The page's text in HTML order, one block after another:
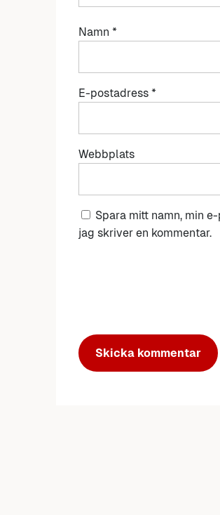
Namn *
E-postadress *
Webbplats
Spara mitt namn, min
jag skriver en kommentar.